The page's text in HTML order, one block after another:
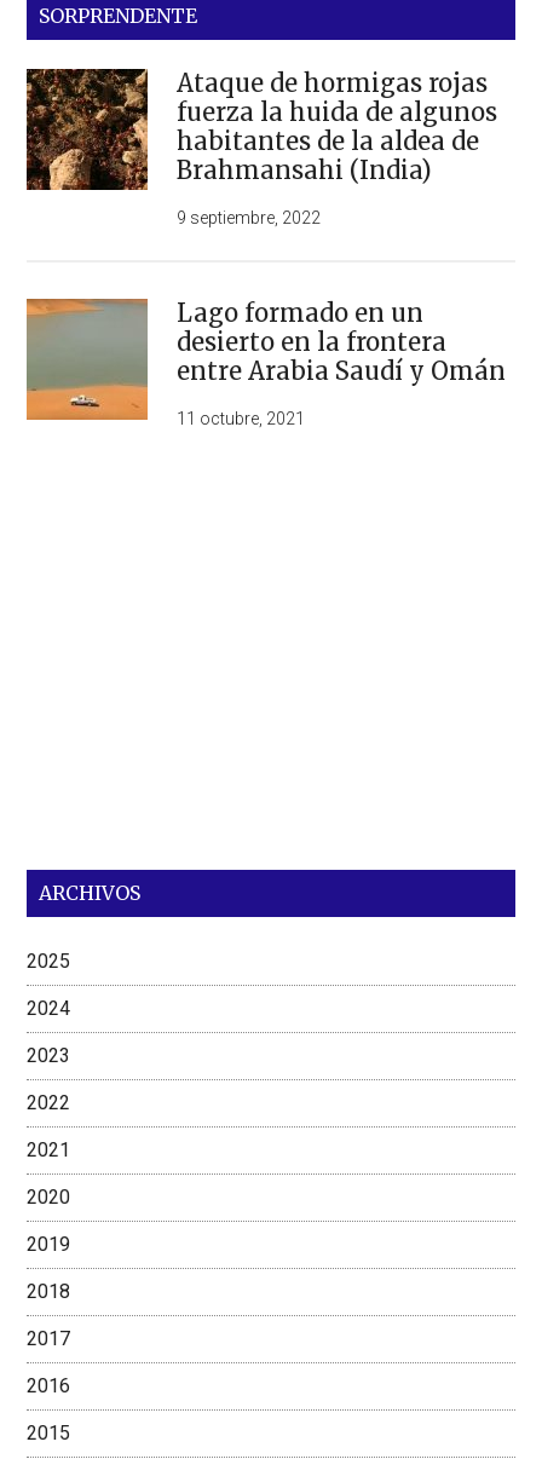
SORPRENDENTE
Ataque de hormigas rojas
fuerza la huida de algunos
habitantes de la aldea de
Brahmansahi (India)
9 septiembre, 2022
Lago formado en un
desierto en la frontera
entre Arabia Saudí y Omán
11 octubre, 2021
ARCHIVOS
2025
2024
2023
2022
2021
2020
2019
2018
2017
2016
2015